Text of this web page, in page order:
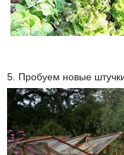
5. Пробуем новые